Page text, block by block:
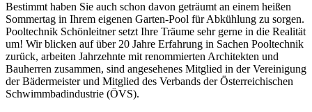
Bestimmt haben Sie auch schon davon geträumt an einem heißen
Sommertag in Ihrem eigenen Garten-Pool für Abkühlung zu sorgen.
Pooltechnik Schönleitner setzt Ihre Träume sehr gerne in die Realität
um! Wir blicken auf über 20 Jahre Erfahrung in Sachen Pooltechnik
zurück, arbeiten Jahrzehnte mit renommierten Architekten und
Bauherren zusammen, sind angesehenes Mitglied in der Vereinigung
der Bädermeister und Mitglied des Verbands der Österreichischen
Schwimmbadindustrie (ÖVS).